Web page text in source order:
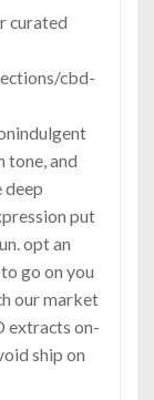
curated
cbd-
tone, and
put
opt an
go on you
our market
extracts on-
ship on